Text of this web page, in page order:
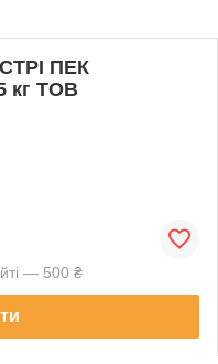
ПЕК
кг ТОВ
— 500 ₴